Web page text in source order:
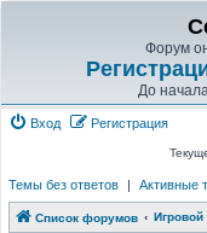
Форум
До
Вход Регистрация
Темы без ответов | Активные
Список форумов Игровой